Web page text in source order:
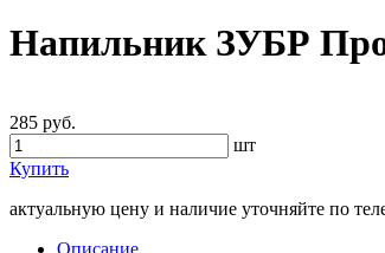
Напильник ЗУБР
285 руб.
шт
Купить
актуальную цену и наличие уточняйте по
Описание